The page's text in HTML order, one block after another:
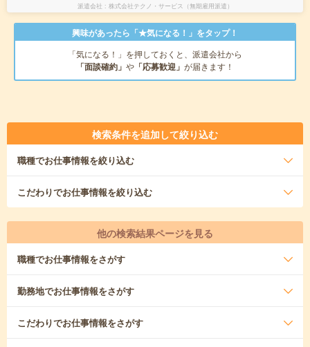
派遣会社 株式会社テクノ・サービス（無期雇用派遣）
興味があったら「★気になる！」をタップ！
「気になる！」を押しておくと、派遣会社から
「面談確約」 や 「応募歓迎」 が届きます！
検索条件を追加して絞り込む
職種でお仕事情報を絞り込む
こだわりでお仕事情報を絞り込む
他の検索結果ページを見る
職種でお仕事情報をさがす
勤務地でお仕事情報をさがす
こだわりでお仕事情報をさがす